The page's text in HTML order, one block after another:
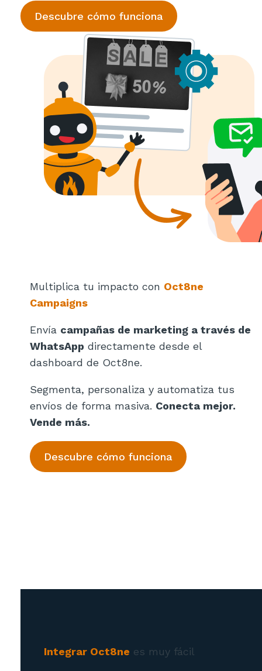
Descubre cómo funciona
Multiplica tu impacto con Oct8ne
Campaigns
Envía campañas de marketing a través de
WhatsApp directamente desde el
dashboard de Oct8ne.
Segmenta, personaliza y automatiza tus
envíos de forma masiva. Conecta mejor.
Vende más.
Descubre cómo funciona
Integrar Oct8ne es muy fácil